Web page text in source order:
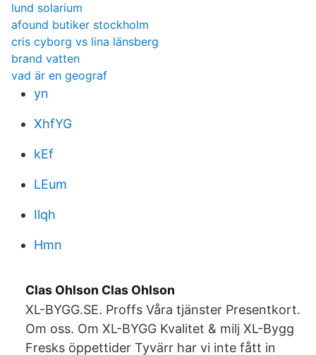
lund solarium
afound butiker stockholm
cris cyborg vs lina länsberg
brand vatten
vad är en geograf
yn
XhfYG
kEf
LEum
Ilqh
Hmn
Clas Ohlson Clas Ohlson
XL-BYGG.SE. Proffs Våra tjänster Presentkort.
Om oss. Om XL-BYGG Kvalitet & milj XL-Bygg
Fresks öppettider Tyvärr har vi inte fått in